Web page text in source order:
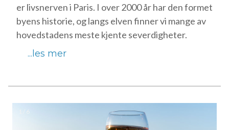
er livsnerven i Paris. I over 2000 år har den formet
byens historie, og langs elven finner vi mange av
hovedstadens meste kjente severdigheter.
...les mer
1 / 6